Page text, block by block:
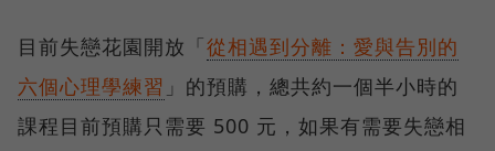
目前失戀花園開放「從相遇到分離：愛與告別的
六個心理學練習 」的預購，總共約一個半小時的
課程目前預購只需要 500 元，如果有需要失戀相